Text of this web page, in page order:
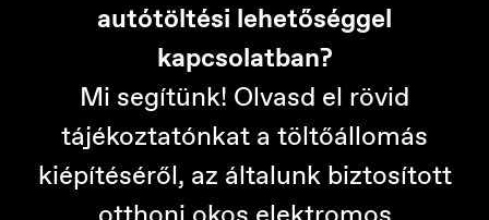
autótöltési lehetőséggel
kapcsolatban?
Mi segítünk! Olvasd el rövid
tájékoztatónkat a töltőállomás
kiépítéséről, az általunk biztosított